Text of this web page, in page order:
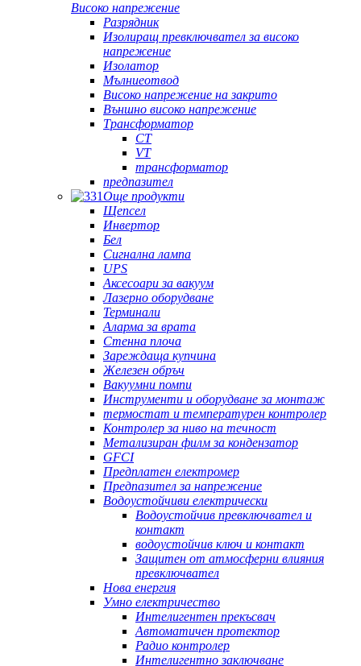
Високо напрежение
Разрядник
Изолиращ превключвател за високо
напрежение
Изолатор
Мълниеотвод
Високо напрежение на закрито
Външно високо напрежение
Трансформатор
CT
VT
трансформатор
предпазител
Още продукти
Щепсел
Инвертор
Бел
Сигнална лампа
UPS
Аксесоари за вакуум
Лазерно оборудване
Терминали
Аларма за врата
Стенна плоча
Зареждаща купчина
Железен обръч
Вакуумни помпи
Инструменти и оборудване за монтаж
термостат и температурен контролер
Контролер за ниво на течност
Метализиран филм за кондензатор
GFCI
Предплатен електромер
Предпазител за напрежение
Водоустойчиви електрически
Водоустойчив превключвател и
контакт
водоустойчив ключ и контакт
Защитен от атмосферни влияния
превключвател
Нова енергия
Умно електричество
Интелигентен прекъсвач
Автоматичен протектор
Радио контролер
Интелигентно заключване